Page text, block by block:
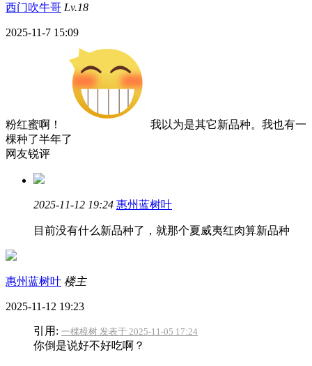
西门吹牛哥 Lv.18
2025-11-7 15:09
粉红蜜啊！
我以为是其它新品种。我也有一
棵种了半年了
网友锐评
2025-11-12 19:24 惠州蓝树叶
目前没有什么新品种了，就那个夏威夷红肉算新品种
惠州蓝树叶 楼主
2025-11-12 19:23
引用: 一棵樟树 发表于 2025-11-05 17:24
你倒是说好不好吃啊？